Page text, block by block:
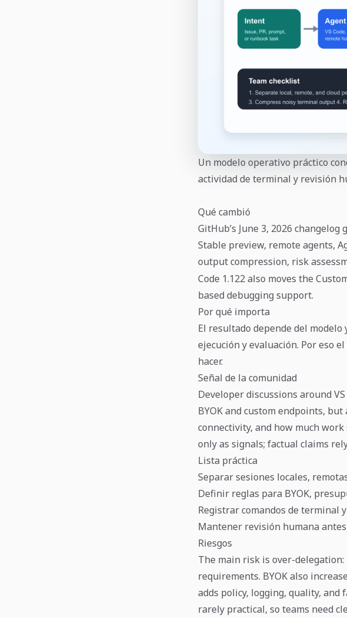
Un modelo operativo práctico
actividad de terminal y revisión
Qué cambió
GitHub’s June 3, 2026
Stable preview, remote agents,
output compression, risk
Code 1.122 also moves the
based debugging support.
Por qué importa
El resultado depende del
ejecución y evaluación. Por eso
hacer.
Señal de la comunidad
Developer discussions around
BYOK and custom endpoints,
connectivity, and how much
only as signals; factual claims
Lista práctica
Separar sesiones locales,
Definir reglas para BYOK,
Registrar comandos de terminal
Mantener revisión humana
Riesgos
The main risk is over-
requirements. BYOK also
adds policy, logging, quality,
rarely practical, so teams need